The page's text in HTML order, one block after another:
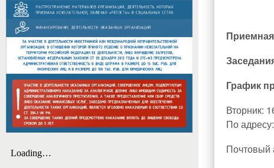
Приемная
График
Вторник:
По
Почтовый